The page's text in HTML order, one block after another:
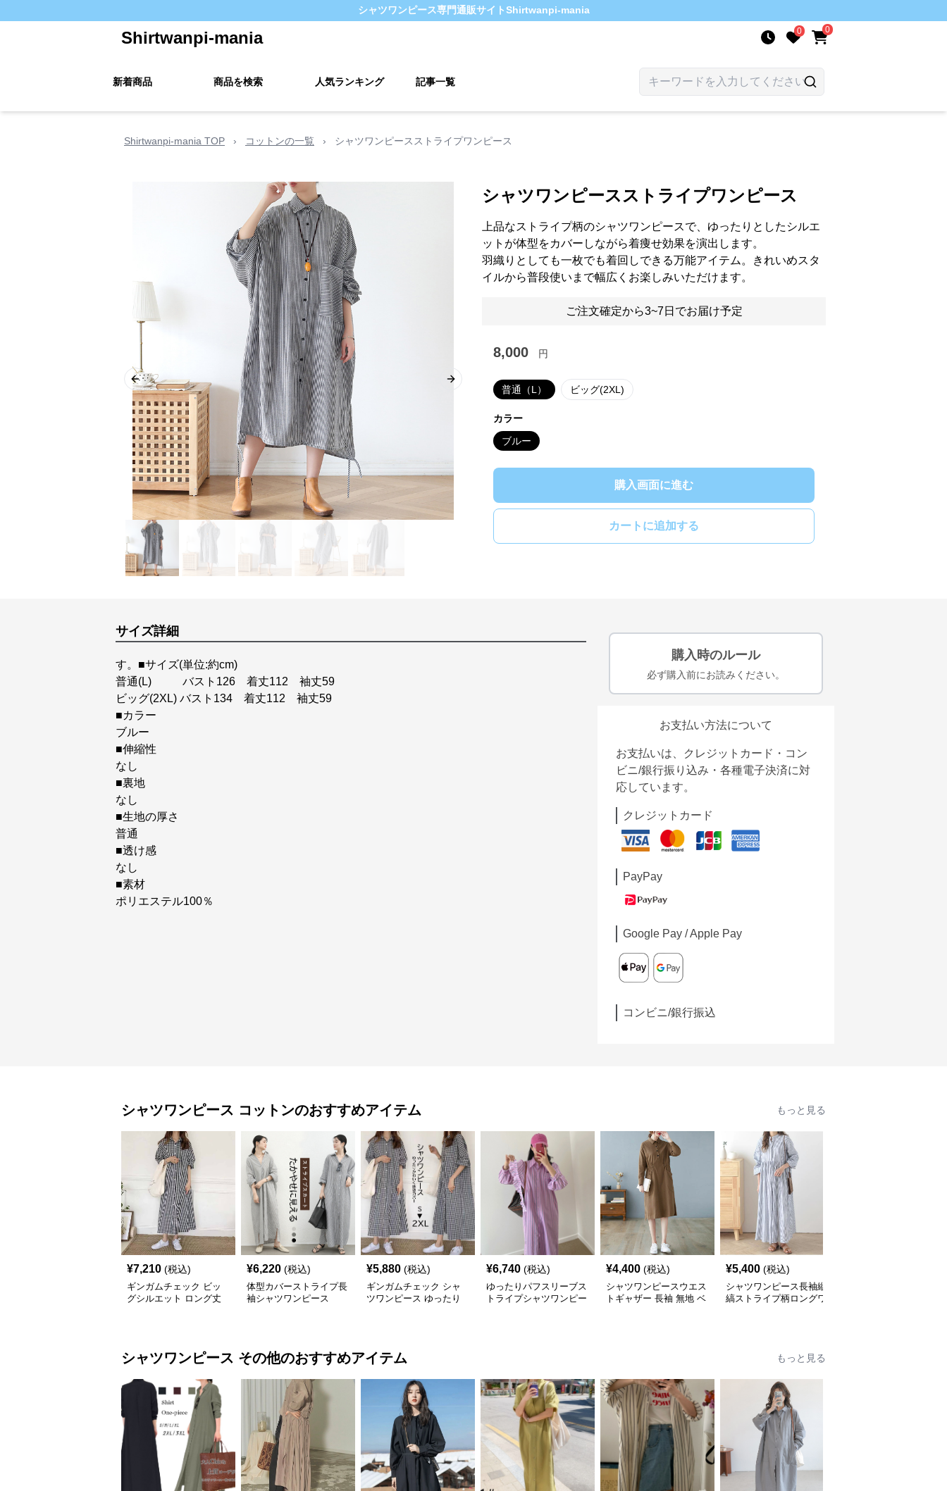
シャツワンピース専門通販サイトShirtwanpi-mania
Shirtwanpi-mania 0 0
新着商品 商品を検索 人気ランキング 記事一覧
Shirtwanpi-mania TOP › コットンの一覧 › シャツワンピースストライプワンピース
Previous slide Next slide
シャツワンピースストライプワンピース
上品なストライプ柄のシャツワンピースで、ゆったりとしたシルエ
ットが体型をカバーしながら着痩せ効果を演出します。
羽織りとしても一枚でも着回しできる万能アイテム。きれいめスタ
イルから普段使いまで幅広くお楽しみいただけます。
ご注文確定から3~7日でお届け予定
8,000 円
普通（L） ビッグ(2XL)
カラー
ブルー
購入画面に進む
カートに追加する
サイズ詳細
す。■サイズ(単位:約cm)
普通(L) バスト126 着丈112 袖丈59
ビッグ(2XL) バスト134 着丈112 袖丈59
■カラー
ブルー
■伸縮性
なし
■裏地
なし
■生地の厚さ
普通
■透け感
なし
■素材
ポリエステル100％
購入時のルール
必ず購入前にお読みください。
お支払い方法について
お支払いは、クレジットカード・コン
ビニ/銀行振り込み・各種電子決済に対
応しています。
クレジットカード
PayPay
Google Pay / Apple Pay
コンビニ/銀行振込
シャツワンピース コットンのおすすめアイテム もっと見る
¥7,210 (税込)
ギンガムチェック ビッ
グシルエット ロング丈
¥6,220 (税込)
体型カバーストライプ長
袖シャツワンピース
¥5,880 (税込)
ギンガムチェック シャ
ツワンピース ゆったり
¥6,740 (税込)
ゆったりパフスリーブス
トライプシャツワンピー
¥4,400 (税込)
シャツワンピースウエス
トギャザー 長袖 無地 ベ
¥5,400 (税込)
シャツワンピース長袖縦
縞ストライプ柄ロングワ
シャツワンピース その他のおすすめアイテム もっと見る